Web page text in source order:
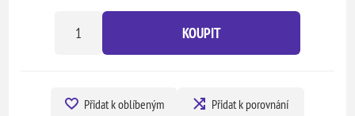
KOUPIT
Přidat k oblíbeným Přidat k porovnání